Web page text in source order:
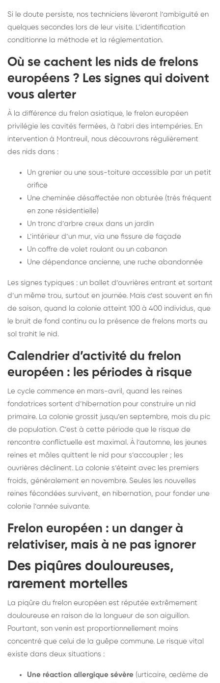
Si le doute persiste, nos techniciens lèveront l’ambiguïté en
quelques secondes lors de leur visite. L’identification
conditionne la méthode et la réglementation.
Où se cachent les nids de frelons
européens ? Les signes qui doivent
vous alerter
À la différence du frelon asiatique, le frelon européen
privilégie les cavités fermées, à l’abri des intempéries. En
intervention à Montreuil, nous découvrons régulièrement
des nids dans :
Un grenier ou une sous-toiture accessible par un petit
orifice
Une cheminée désaffectée non obturée (très fréquent
en zone résidentielle)
Un tronc d’arbre creux dans un jardin
L’intérieur d’un mur, via une fissure de façade
Un coffre de volet roulant ou un cabanon
Une dépendance ancienne, une ruche abandonnée
Les signes typiques : un ballet d’ouvrières entrant et sortant
d’un même trou, surtout en journée. Mais c’est souvent en fin
de saison, quand la colonie atteint 100 à 400 individus, que
le bruit de fond continu ou la présence de frelons morts au
sol trahit le nid.
Calendrier d’activité du frelon
européen : les périodes à risque
Le cycle commence en mars-avril, quand les reines
fondatrices sortent d’hibernation pour construire un nid
primaire. La colonie grossit jusqu’en septembre, mois du pic
de population. C’est à cette période que le risque de
rencontre conflictuelle est maximal. À l’automne, les jeunes
reines et mâles quittent le nid pour s’accoupler ; les
ouvrières déclinent. La colonie s’éteint avec les premiers
froids, généralement en novembre. Seules les nouvelles
reines fécondées survivent, en hibernation, pour fonder une
colonie l’année suivante.
Frelon européen : un danger à
relativiser, mais à ne pas ignorer
Des piqûres douloureuses,
rarement mortelles
La piqûre du frelon européen est réputée extrêmement
douloureuse en raison de la longueur de son aiguillon.
Pourtant, son venin est proportionnellement moins
concentré que celui de la guêpe commune. Le risque vital
existe dans deux situations :
Une réaction allergique sévère (urticaire, œdème de